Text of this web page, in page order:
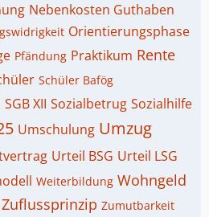
Nebenkosten Guthaben
Orientierungsphase
Pfändung Praktikum Rente
Schüler Bafög
SGB XII Sozialbetrug Sozialhilfe
Umschulung Umzug
Urteil BSG Urteil LSG
Weiterbildung Wohngeld
Zuflussprinzip Zumutbarkeit